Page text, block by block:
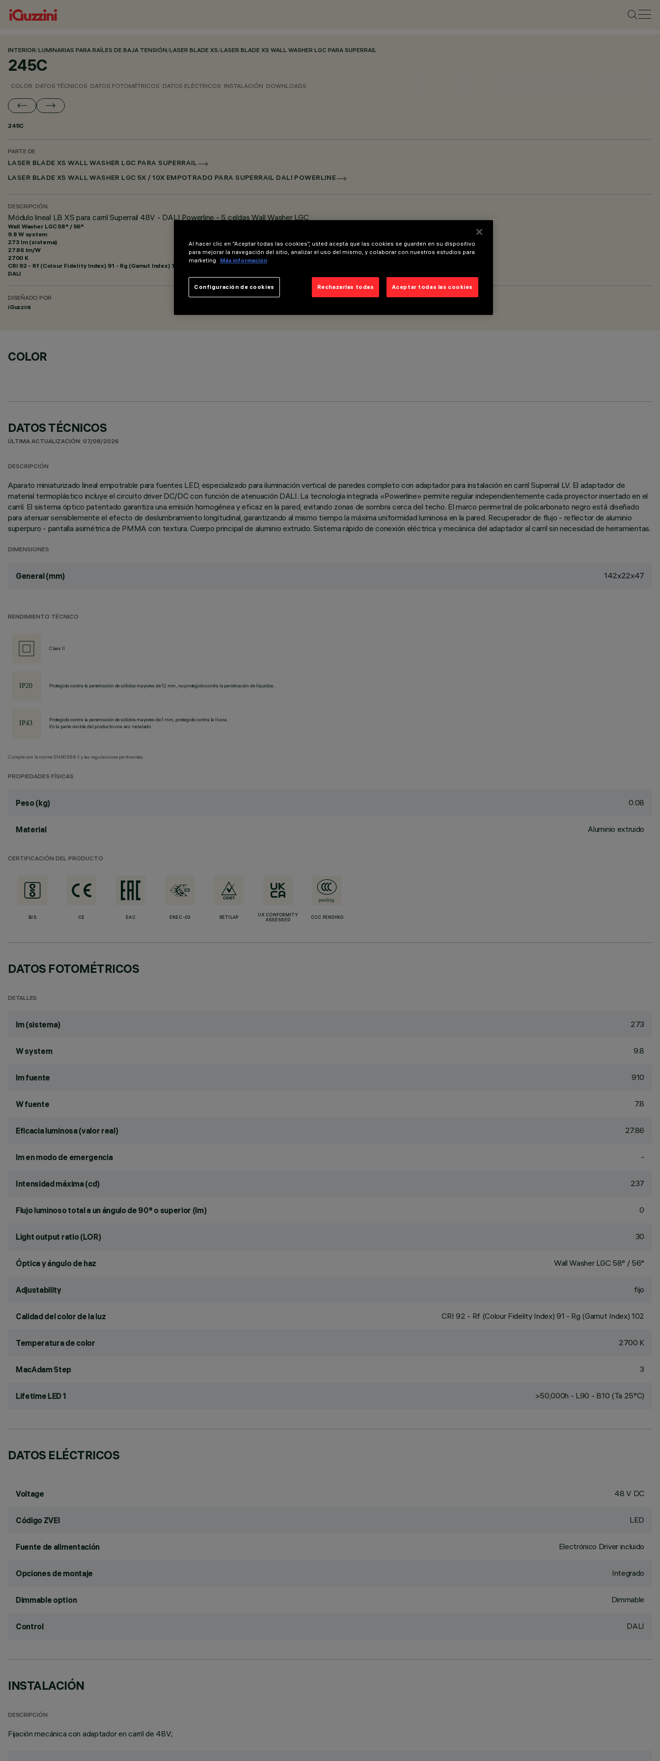
INTERIOR/LUMINARIAS PARA RAÍLES DE BAJA TENSIÓN/LASER BLADE XS/LASER BLADE XS WALL WASHER LGC PARA SUPERRAIL
245C
COLOR DATOS TÉCNICOS DATOS FOTOMÉTRICOS DATOS ELÉCTRICOS INSTALACIÓN DOWNLOADS
245C
PARTE DE
LASER BLADE XS WALL WASHER LGC PARA SUPERRAIL
LASER BLADE XS WALL WASHER LGC 5X / 10X EMPOTRADO PARA SUPERRAIL DALI POWERLINE
DESCRIPCIÓN
Módulo lineal LB XS para carril Superrail 48V - DALI Powerline - 5 celdas Wall Washer LGC
Wall Washer LGC 58° / 56°
9.8 W system
273 lm (sistema)
27.86 lm/W
2700 K
CRI 92 - Rf (Colour Fidelity Index) 91 - Rg (Gamut Index) 102
DALI
DISEÑADO POR
iGuzzini
COLOR
DATOS TÉCNICOS
ÚLTIMA ACTUALIZACIÓN: 07/08/2026
DESCRIPCIÓN
Aparato miniaturizado lineal empotrable para fuentes LED, especializado para iluminación vertical de paredes completo con adaptador para instalación en carril Superrail LV. El adaptador de
material termoplástico incluye el circuito driver DC/DC con función de atenuación DALI. La tecnología integrada «Powerline» permite regular independientemente cada proyector insertado en el
carril. El sistema óptico patentado garantiza una emisión homogénea y eficaz en la pared, evitando zonas de sombra cerca del techo. El marco perimetral de policarbonato negro está diseñado
para atenuar sensiblemente el efecto de deslumbramiento longitudinal, garantizando al mismo tiempo la máxima uniformidad luminosa en la pared. Recuperador de flujo - reflector de aluminio
superpuro - pantalla asimétrica de PMMA con textura. Cuerpo principal de aluminio extruido. Sistema rápido de conexión eléctrica y mecánica del adaptador al carril sin necesidad de herramientas.
DIMENSIONES
General (mm) 142x22x47
RENDIMIENTO TÉCNICO
Class II
Protegido contra la penetración de sólidos mayores de 12 mm, no protegido contra la penetración de líquidos.
Protegido contra la penetración de sólidos mayores de 1 mm, protegido contra la lluvia.
En la parte visible del producto una vez instalado
Cumple con la norma EN60598-1 y las regulaciones pertinentes.
PROPIEDADES FÍSICAS
Peso (kg) 0.08
Material Aluminio extruido
CERTIFICACIÓN DEL PRODUCTO
BIS CE EAC ENEC-03 RETILAP
UK CONFORMITY
ASSESSED
CCC PENDING
DATOS FOTOMÉTRICOS
DETALLES
lm (sistema) 273
W system 9.8
lm fuente 910
W fuente 7.8
Eficacia luminosa (valor real) 27.86
lm en modo de emergencia -
Intensidad máxima (cd) 237
Flujo luminoso total a un ángulo de 90° o superior (lm) 0
Light output ratio (LOR) 30
Óptica y ángulo de haz Wall Washer LGC 58° / 56°
Adjustability fijo
Calidad del color de la luz CRI92 - Rf (Colour Fidelity Index) 91 - Rg (Gamut Index) 102
Temperatura de color 2700 K
MacAdam Step 3
Lifetime LED 1 >50,000h - L90 - B10 (Ta 25°C)
DATOS ELÉCTRICOS
Voltage 48 V DC
Código ZVEI LED
Fuente de alimentación Electrónico Driver incluido
Opciones de montaje Integrado
Dimmable option Dimmable
Control DALI
INSTALACIÓN
DESCRIPCIÓN
Fijación mecánica con adaptador en carril de 48V.;
Al hacer clic en “Aceptar todas las cookies”, usted acepta que las cookies se guarden en su dispositivo
para mejorar la navegación del sitio, analizar el uso del mismo, y colaborar con nuestros estudios para
marketing. Más información
Rechazarlas todas Aceptar todas las cookies
Configuración de cookies